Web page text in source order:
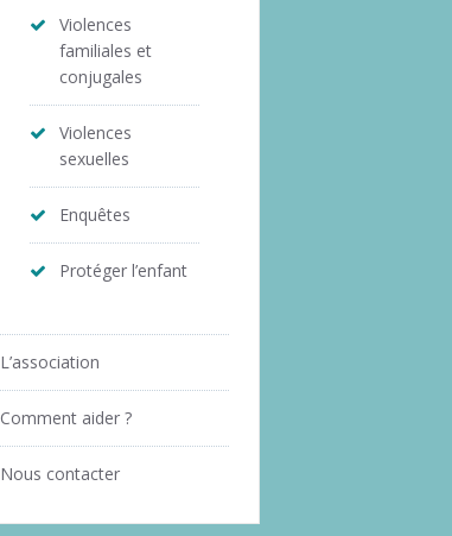
Violences
familiales et
conjugales
Violences
sexuelles
Enquêtes
Protéger l’enfant
L’association
Comment aider ?
Nous contacter